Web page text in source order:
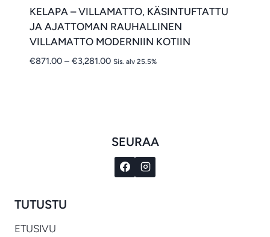
KELAPA – VILLAMATTO, KÄSINTUFTATTU
JA AJATTOMAN RAUHALLINEN
VILLAMATTO MODERNIIN KOTIIN
€871.00 – €3,281.00Hintaluokka:
Sis. alv 25.5%
SEURAA
TUTUSTU
ETUSIVU